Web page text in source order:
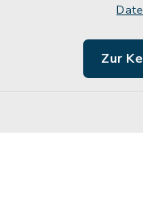
Zur